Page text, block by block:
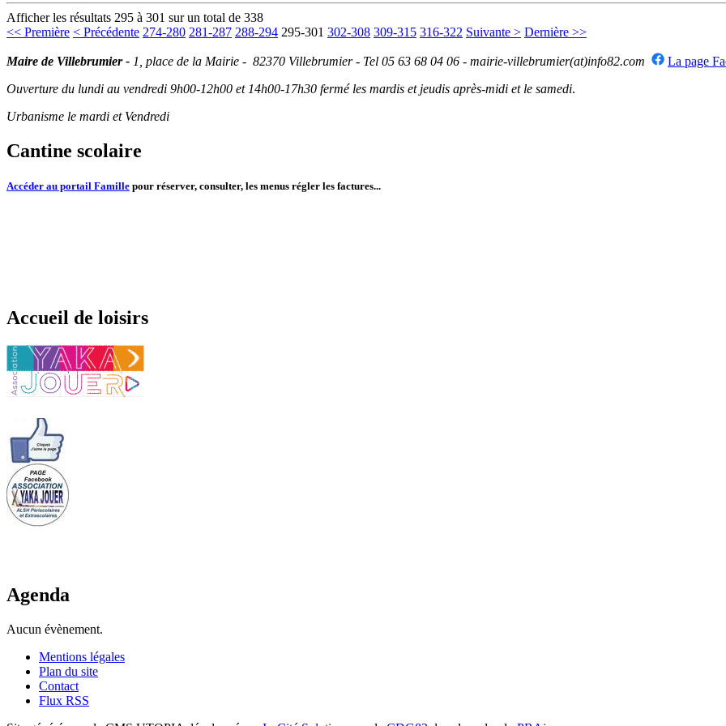
Afficher les résultats 295 à 301 sur un total de 338
<< Première < Précédente 274-280 281-287 288-294 295-301 302-308 309-315 316-322 Suivante > Dernière >>
Maire de Villebrumier - 1, place de la Mairie - 82370 Villebrumier - Tel 05 63 68 04 06 - mairie-villebrumier(at)info82.com
La page
Ouverture du lundi au vendredi 9h00-12h00 et 14h00-17h30 fermé les mardis et jeudis après-midi et le samedi.
Urbanisme le mardi et Vendredi
Cantine scolaire
Accéder au portail Famille pour réserver, consulter, les menus régler les factures...
Accueil de loisirs
Agenda
Aucun évènement.
Mentions légales
Plan du site
Contact
Flux RSS